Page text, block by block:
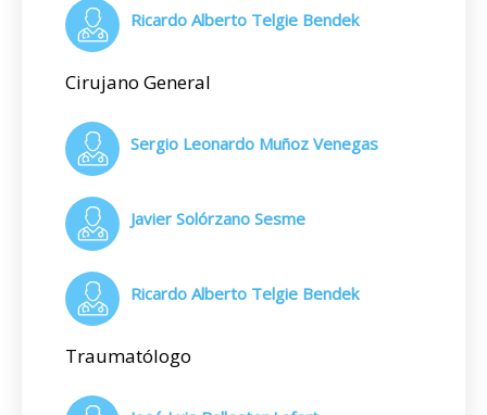
Ricardo Alberto Telgie Bendek
Cirujano General
Sergio Leonardo Muñoz Venegas
Javier Solórzano Sesme
Ricardo Alberto Telgie Bendek
Traumatólogo